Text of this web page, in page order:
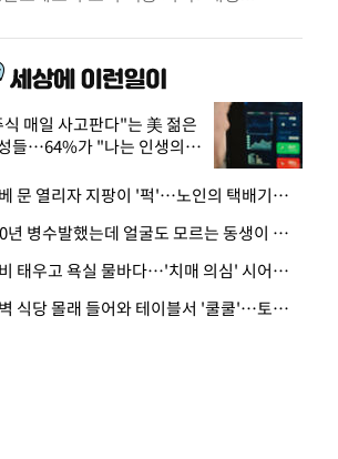
매일 사고판다"는 美 젊은
들…64%가 "나는 인생의
· 엘베 문 열리자 지팡이 '퍽'…노인의 택배기사 폭행 이유
· "20년 병수발했는데 얼굴도 모르는 동생이 유산 절반을"…배다른 형제 상속권 있을까
· 냄비 태우고 욕실 물바다…'치매 의심' 시어머니 검사 권유했다가 '날벼락'
· 새벽 식당 몰래 들어와 테이블서 '쿨쿨'…토사물 남기고 사라진 남성